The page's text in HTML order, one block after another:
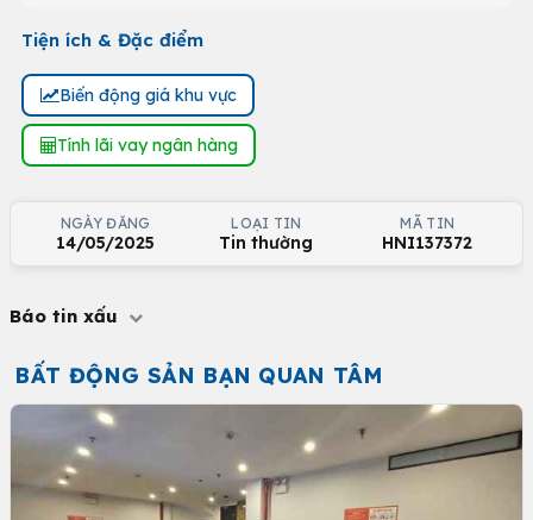
Tiện ích & Đặc điểm
Biến động giá khu vực
Tính lãi vay ngân hàng
NGÀY ĐĂNG
14/05/2025
LOẠI TIN
Tin thường
MÃ TIN
HNI137372
Báo tin xấu
BẤT ĐỘNG SẢN BẠN QUAN TÂM